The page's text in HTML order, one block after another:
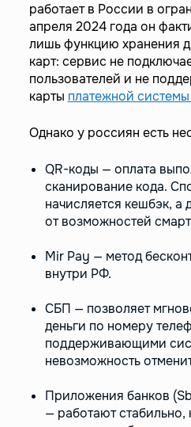
работает в России в
апреля 2024 года он
лишь функцию хранения
карт: сервис не
пользователей и не
карты платежной
Однако у россиян есть
QR-коды — оплата
сканирование кода.
начисляется кешбэк, а
от возможностей
Mir Pay — метод
внутри РФ.
СБП — позволяет
деньги по номеру
поддерживающими
невозможность
Приложения банков
— работают стабильно,